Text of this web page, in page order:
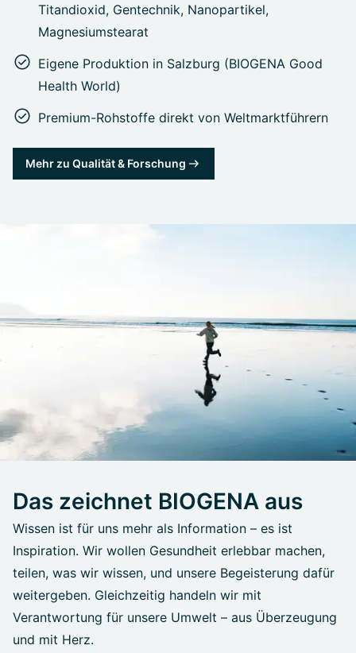
Titandioxid, Gentechnik, Nanopartikel,
Magnesiumstearat
Eigene Produktion in Salzburg (BIOGENA Good
Health World)
Premium-Rohstoffe direkt von Weltmarktführern
Mehr zu Qualität & Forschung
Das zeichnet BIOGENA aus
Wissen ist für uns mehr als Information – es ist
Inspiration. Wir wollen Gesundheit erlebbar machen,
teilen, was wir wissen, und unsere Begeisterung dafür
weitergeben. Gleichzeitig handeln wir mit
Verantwortung für unsere Umwelt – aus Überzeugung
und mit Herz.